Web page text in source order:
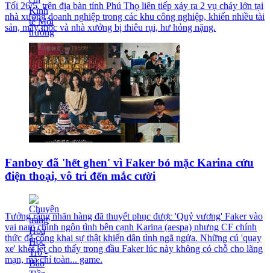
Tối 26/5, trên địa bàn tỉnh Phú Thọ liên tiếp xảy ra 2 vụ cháy lớn tại
nhà xưởng doanh nghiệp trong các khu công nghiệp, khiến nhiều tài
sản, máy móc và nhà xưởng bị thiêu rụi, hư hỏng nặng.
Fanboy đã 'hết ghen' vì Faker bỏ mặc Karina cứu
điện thoại, vô tri đến mắc cười
Tưởng rằng nhãn hàng đã thuyết phục được 'Quỷ vương' Faker vào
vai nam chính ngôn tình bên cạnh Karina (aespa) nhưng CF chính
thức đã công khai sự thật khiến dân tình ngã ngửa. Những cú 'quay
xe' khét lẹt cho thấy trong đầu Faker lúc này không có chỗ cho lãng
mạn, mà chỉ toàn... game.